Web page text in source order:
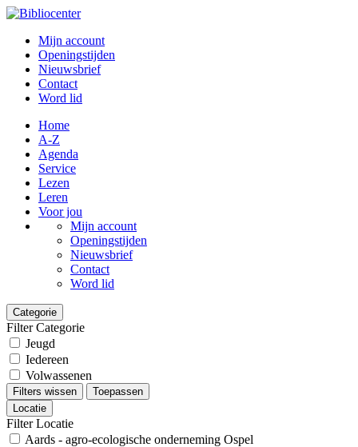
Mijn account
Openingstijden
Nieuwsbrief
Contact
Word lid
Home
A-Z
Agenda
Service
Lezen
Leren
Voor jou
Mijn account
Openingstijden
Nieuwsbrief
Contact
Word lid
Categorie
Filter Categorie
Jeugd
Iedereen
Volwassenen
Filters wissen
Toepassen
Locatie
Filter Locatie
Aards - agro-ecologische onderneming Ospel